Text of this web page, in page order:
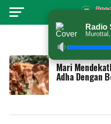
All posts
Mari
Adha Dengan
Radio